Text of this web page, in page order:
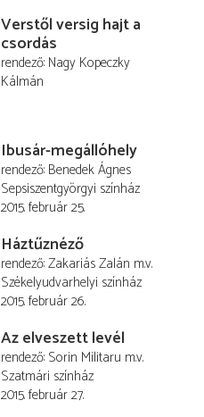
Verstől versig hajt a
csordás
rendező Nagy Kopeczky
Kálmán
Ibusár-megállóhely
rendező Benedek Ágnes
Sepsiszentgyörgyi színház
2015. február 25.
Háztűznéző
rendező Zakariás Zalán m.v.
Székelyudvarhelyi színház
2015. február 26.
Az elveszett levél
rendező Sorin Militaru m.v.
Szatmári színház
2015. február 27.